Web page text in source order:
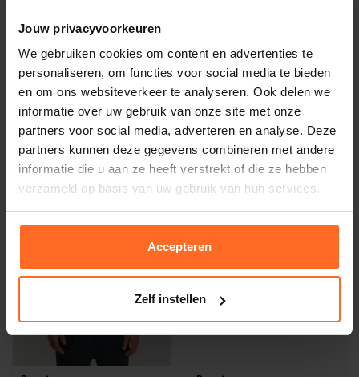
Jouw privacyvoorkeuren
We gebruiken cookies om content en advertenties te
personaliseren, om functies voor social media te bieden
en om ons websiteverkeer te analyseren. Ook delen we
informatie over uw gebruik van onze site met onze
partners voor social media, adverteren en analyse. Deze
partners kunnen deze gegevens combineren met andere
informatie die u aan ze heeft verstrekt of die ze hebben
verzameld op basis van uw gebruik van hun services.
Accepteren
Zelf instellen
Reset
Donsjack Rennes Navy
199,95
Reset
Jas Capri Navy
-35% -35%